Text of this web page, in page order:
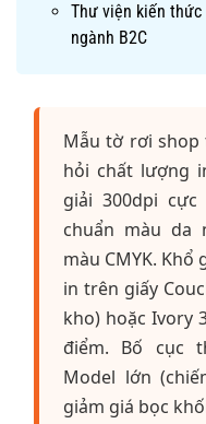
Thư viện kiến
ngành B2C
Mẫu tờ rơi
hỏi chất lượng
giải 300dpi
chuẩn màu da
màu CMYK. Khổ
in trên giấy
kho) hoặc Ivory
điểm. Bố cục
Model lớn
giảm giá bọc